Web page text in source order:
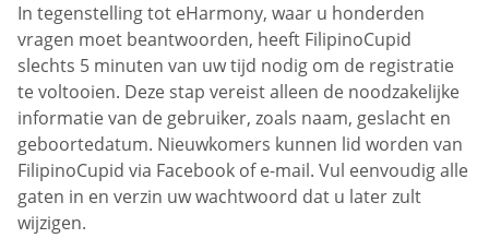
In tegenstelling tot eHarmony, waar u honderden
vragen moet beantwoorden, heeft FilipinoCupid
slechts 5 minuten van uw tijd nodig om de registratie
te voltooien. Deze stap vereist alleen de noodzakelijke
informatie van de gebruiker, zoals naam, geslacht en
geboortedatum. Nieuwkomers kunnen lid worden van
FilipinoCupid via Facebook of e-mail. Vul eenvoudig alle
gaten in en verzin uw wachtwoord dat u later zult
wijzigen.